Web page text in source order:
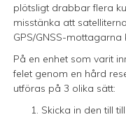
plötsligt drabbar flera
misstänka att
GPS/GNSS-
På en enhet som varit
felet genom en hård
utföras på 3 olika sätt:
Skicka in den till